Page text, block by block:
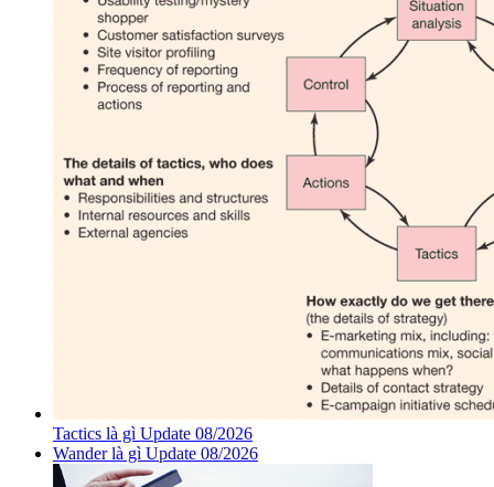
Tactics là gì Update 08/2026
Wander là gì Update 08/2026